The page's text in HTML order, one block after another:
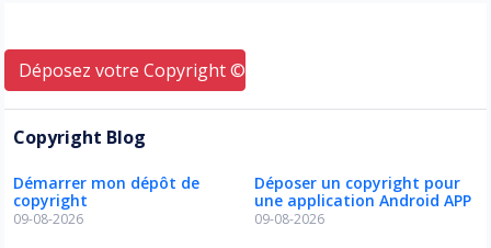
Déposez votre Copyright © ici
Copyright Blog
Démarrer mon dépôt de
copyright
09-08-2026
Déposer un copyright pour
une application Android APP
09-08-2026